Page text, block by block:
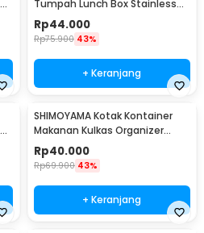
Tumpah Lunch Box Stainless
Steel 304 850ml - KT273
Rp44.000
Rp75.900 43%
+ Keranjang
SHIMOYAMA Kotak Kontainer
Makanan Kulkas Organizer
Drainer with Lid 1.7L - RFS49
Rp40.000
Rp69.900 43%
+ Keranjang